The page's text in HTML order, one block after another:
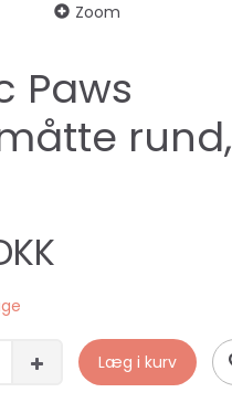
Zoom
Paws
rund,
Læg i kurv